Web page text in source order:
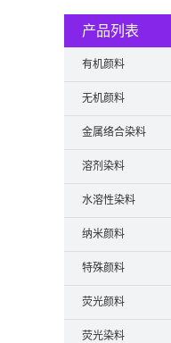
产品列表
有机颜料
无机颜料
金属络合染料
溶剂染料
水溶性染料
纳米颜料
特殊颜料
荧光颜料
荧光染料